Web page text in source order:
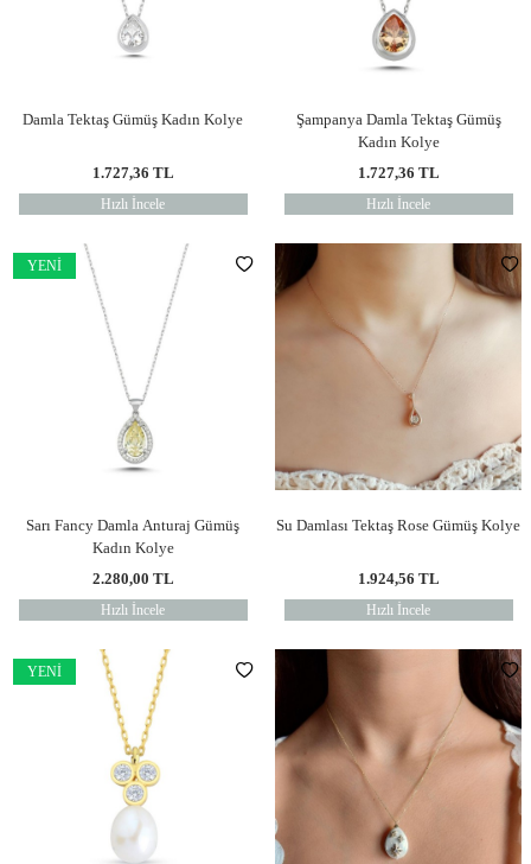
Damla Tektaş Gümüş Kadın Kolye
1.727,36 TL
Hızlı İncele
Şampanya Damla Tektaş Gümüş
Kadın Kolye
1.727,36 TL
Hızlı İncele
YENI
Sarı Fancy Damla Anturaj Gümüş
Kadın Kolye
2.280,00 TL
Hızlı İncele
Su Damlası Tektaş Rose Gümüş Kolye
1.924,56 TL
Hızlı İncele
YENI